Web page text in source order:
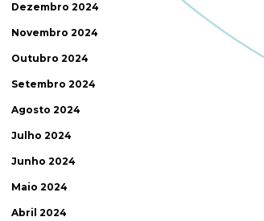
Dezembro 2024
Novembro 2024
Outubro 2024
Setembro 2024
Agosto 2024
Julho 2024
Junho 2024
Maio 2024
Abril 2024